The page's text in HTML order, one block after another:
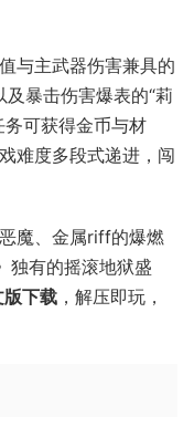
与主武器伤害兼具的
及暴击伤害爆表的“莉
可获得金币与材
难度多段式递进，闯
魔、金属riff的爆燃
有的摇滚地狱盛
下载 ，解压即玩，